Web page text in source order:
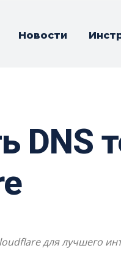
Новости
DNS
для лучшего